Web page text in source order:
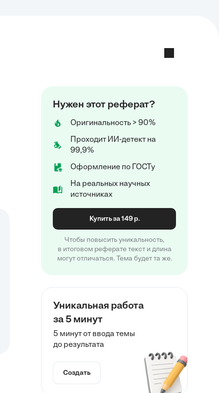
Нужен этот реферат?
Оригинальность > 90%
Проходит ИИ-детект на
99,9%
Оформление по ГОСТу
На реальных научных
источниках
Купить за 149 р.
Чтобы повысить уникальность,
в итоговом реферате текст и длина
могут отличаться. Тема будет та же.
Уникальная работа
за 5 минут
5 минут от ввода темы
до результата
Создать